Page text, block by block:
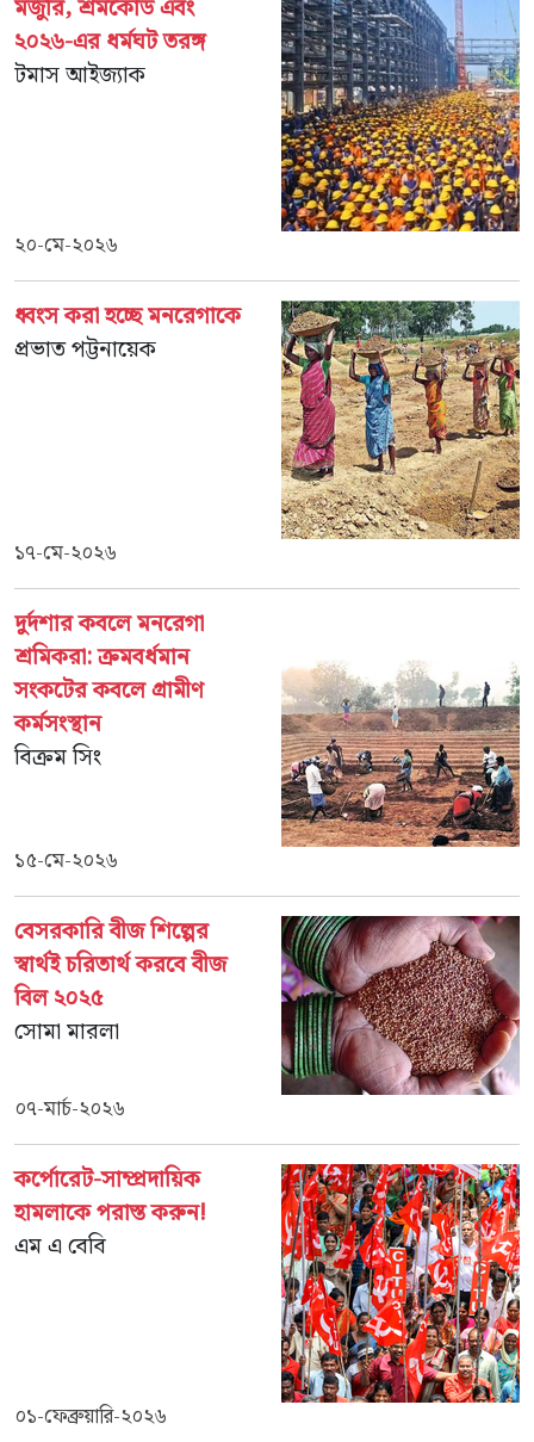
মজুরি, শ্রমকোড এবং
২০২৬-এর ধর্মঘট তরঙ্গ
টমাস আইজ‍্যাক
২০-মে-২০২৬
ধ্বংস করা হচ্ছে মনরেগাকে
প্রভাত পট্টনায়েক
১৭-মে-২০২৬
দুর্দশার কবলে মনরেগা
শ্রমিকরা: ক্রমবর্ধমান
সংকটের কবলে গ্রামীণ
কর্মসংস্থান
বিক্রম সিং
১৫-মে-২০২৬
বেসরকারি বীজ শিল্পের
স্বার্থই চরিতার্থ করবে বীজ
বিল ২০২৫
সোমা মারলা
০৭-মার্চ-২০২৬
কর্পোরেট-সাম্প্রদায়িক
হামলাকে পরাস্ত করুন!
এম এ বেবি
০১-ফেব্রুয়ারি-২০২৬